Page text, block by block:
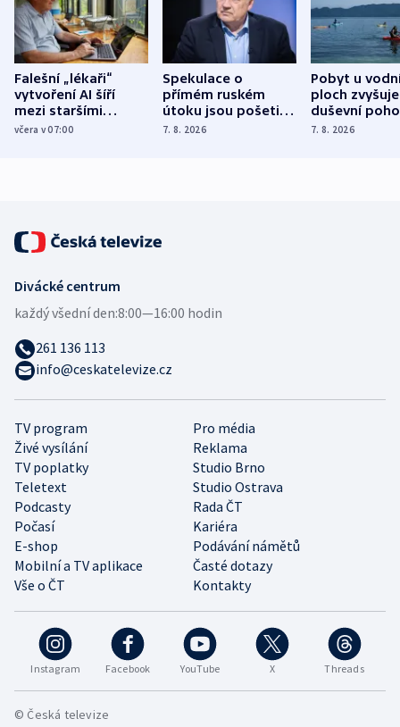
Falešní „lékaři“
vytvoření AI šíří
mezi staršími
Poláky nebezpečné
včera v 07:00
Spekulace o
přímém ruském
útoku jsou pošetilé,
míní estonský
7. 8. 2026
Pobyt u
ploch zvyšuje
duševní
ukázala
7. 8. 2026
Instagram Facebook YouTube X Threads
TV program
Pro média
Živé vysílání
Reklama
TV poplatky
Studio Brno
Teletext
Studio Ostrava
Podcasty
Rada ČT
Počasí
Kariéra
E-shop
Podávání námětů
Mobilní a TV aplikace
Časté dotazy
Vše o ČT
Kontakty
Divácké centrum
každý všední den:8:00—16:00 hodin
261 136 113
info@ceskatelevize.cz
© Česká televize